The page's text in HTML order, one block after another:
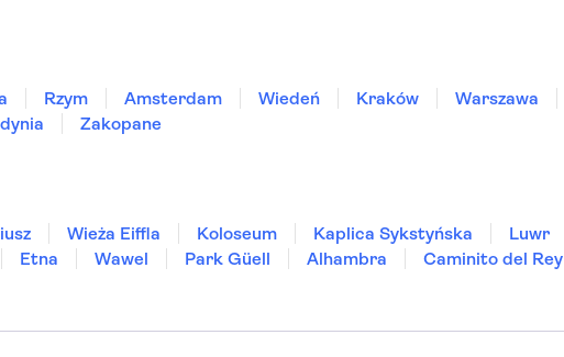
Rzym Amsterdam Wiedeń Kraków Warszawa
Zakopane
Wieża Eiffla Koloseum Kaplica Sykstyńska Luwr
Etna Wawel Park Güell Alhambra Caminito del Rey